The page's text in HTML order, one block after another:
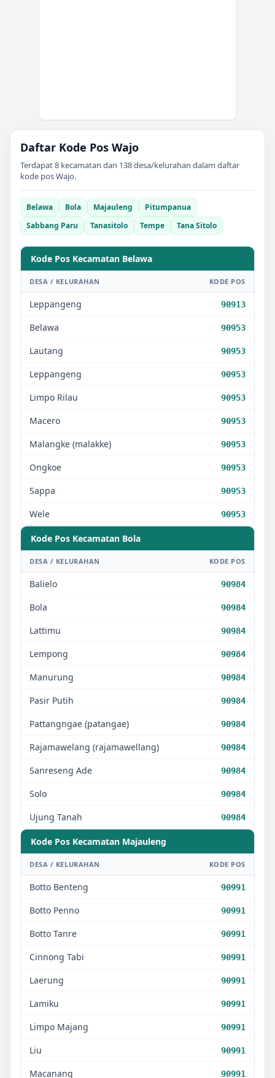
Daftar Kode Pos Wajo
Terdapat8 kecamatan dan 138desa/kelurahan dalam daftar
kode posWajo.
Belawa Bola Majauleng
Pitumpanua
Sabbang Paru
Tanasitolo Tempe Tana Sitolo
Kode Pos Kecamatan Belawa
DESA / KELURAHAN KODE POS
Leppangeng 90913
Belawa 90953
Lautang 90953
Leppangeng 90953
Limpo Rilau 90953
Macero 90953
Malangke (malakke) 90953
Ongkoe 90953
Sappa 90953
Wele 90953
Kode Pos Kecamatan Bola
DESA / KELURAHAN KODE POS
Balielo 90984
Bola 90984
Lattimu 90984
Lempong 90984
Manurung 90984
Pasir Putih 90984
Pattangngae (patangae) 90984
Rajamawelang (rajamawellang) 90984
Sanreseng Ade 90984
Solo 90984
Ujung Tanah 90984
Kode Pos Kecamatan Majauleng
DESA / KELURAHAN KODE POS
Botto Benteng 90991
Botto Penno 90991
Botto Tanre 90991
Cinnong Tabi 90991
Laerung 90991
Lamiku 90991
Limpo Majang 90991
Liu 90991
Macanang 90991